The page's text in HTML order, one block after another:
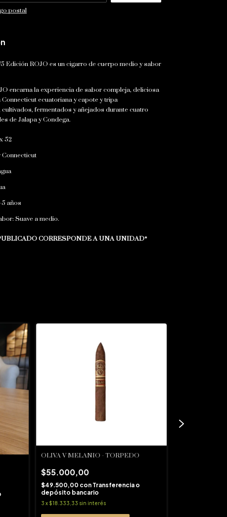
postal
Edición ROJO es un cigarro de cuerpo medio y sabor
encarna la experiencia de sabor compleja, deliciosa
Connecticut ecuatoriana y capote y tripa
cultivados, fermentados y añejados durante cuatro
de Jalapa y Condega.
52
Connecticut
5 años
Suave a medio.
CORRESPONDE A UNA UNIDAD*
OLIVA V MELANIO - TORPEDO
$55.000,00
$49.500,00 con Transferencia o
depósito bancario
3 x $18.333,33 sin interés